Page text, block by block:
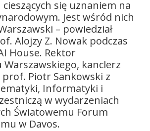
się uznaniem na
Jest wśród nich
– powiedział
Alojzy Z. Nowak podczas
House. Rektor
kanclerz
prof. Piotr Sankowski z
Informatyki i
w wydarzeniach
Światowemu Forum
w Davos.